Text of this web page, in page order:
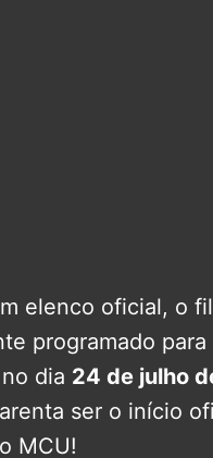
elenco oficial, o
programado
dia 24 de julho
ser o início
MCU!